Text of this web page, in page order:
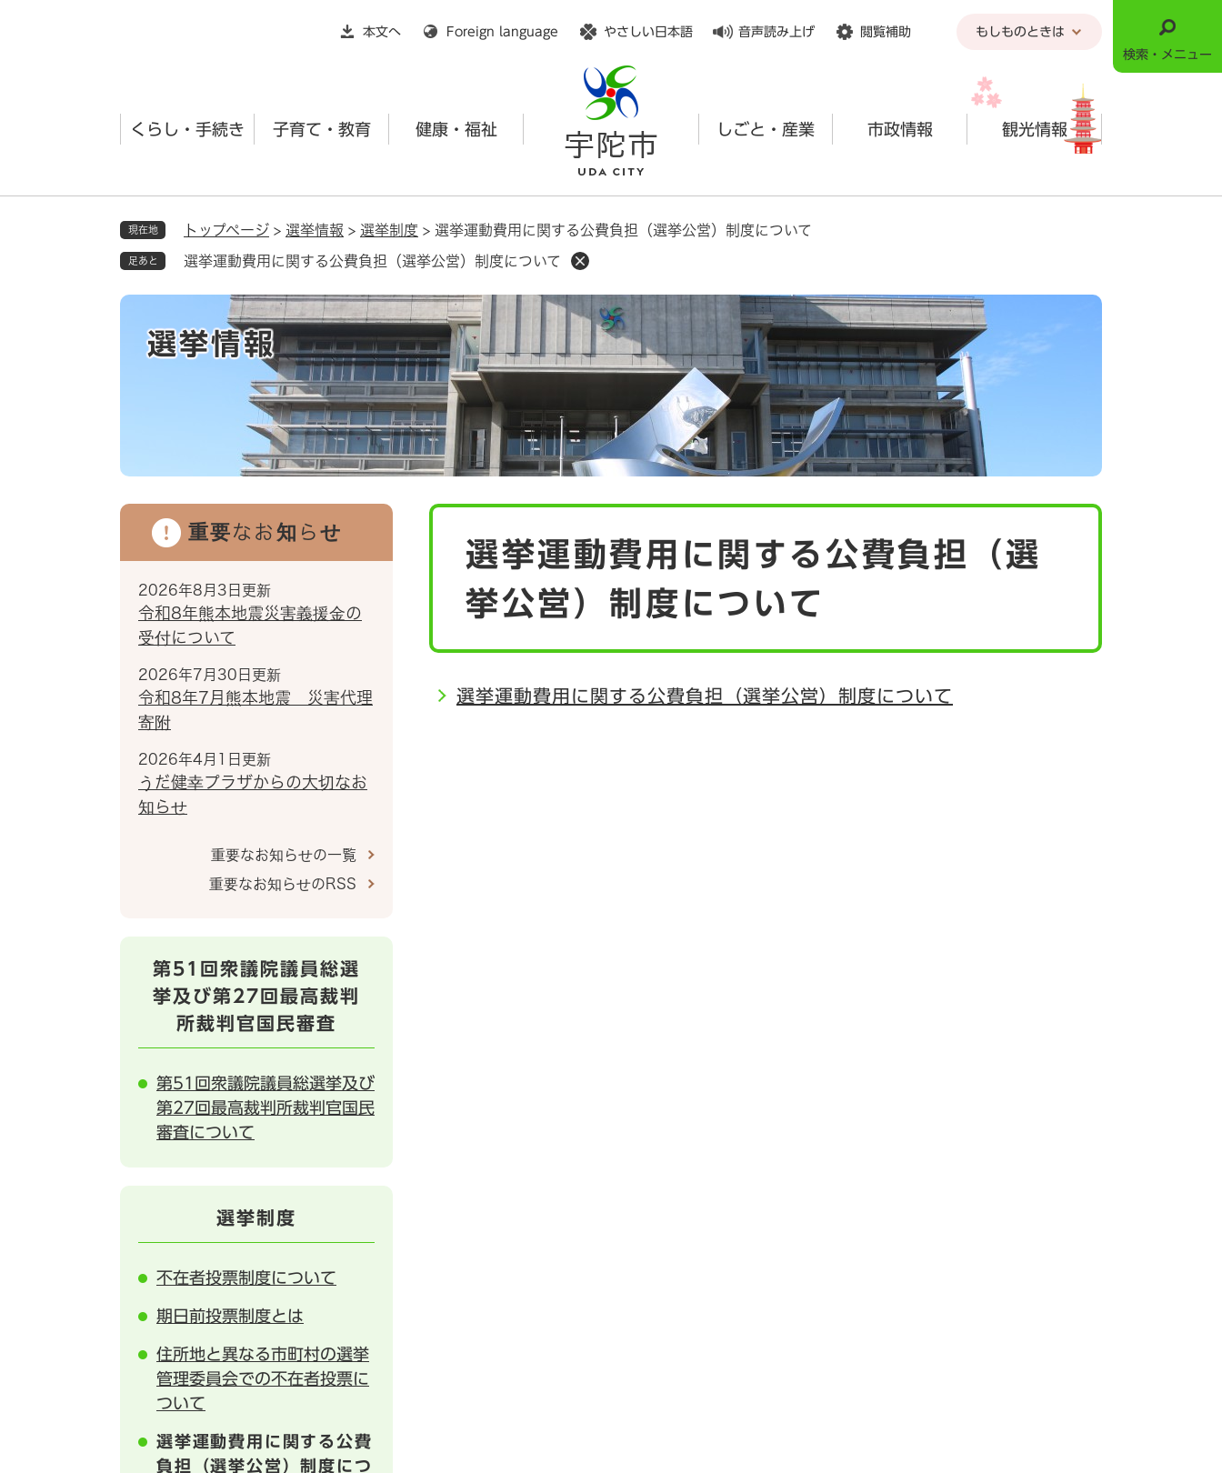
本文へ
Foreign language やさしい日本語 音声読み上げ 閲覧補助 もしものときは
くらし・手続き 子育て・教育 健康・福祉 しごと・産業 市政情報 観光情報
検索・メニュー
現在地 トップページ > 選挙情報 > 選挙制度 > 選挙運動費用に関する公費負担（選挙公営）制度について
足あと 選挙運動費用に関する公費負担（選挙公営）制度について
選挙情報
選挙運動費用に関する公費負担（選
挙公営）制度について
選挙運動費用に関する公費負担（選挙公営）制度について
重要なお知らせ
2026年8月3日更新
令和8年熊本地震災害義援金の
受付について
2026年7月30日更新
令和8年7月熊本地震 災害代理
寄附
2026年4月1日更新
うだ健幸プラザからの大切なお
知らせ
重要なお知らせの一覧
重要なお知らせのRSS
第51回衆議院議員総選
挙及び第27回最高裁判
所裁判官国民審査
第51回衆議院議員総選挙及び
第27回最高裁判所裁判官国民
審査について
選挙制度
不在者投票制度について
期日前投票制度とは
住所地と異なる市町村の選挙
管理委員会での不在者投票に
ついて
選挙運動費用に関する公費
負担（選挙公営）制度につ